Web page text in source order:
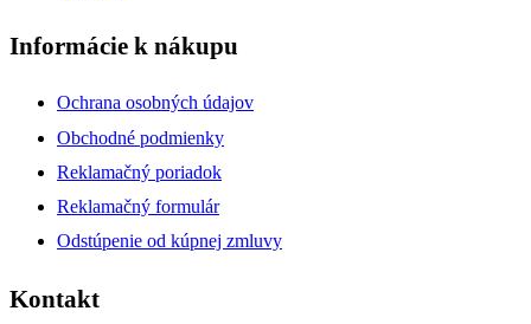
Informácie k nákupu
Ochrana osobných údajov
Obchodné podmienky
Reklamačný poriadok
Reklamačný formulár
Odstúpenie od kúpnej zmluvy
Kontakt